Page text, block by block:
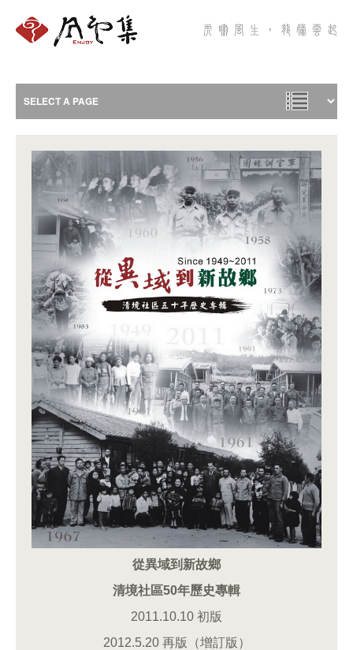
從異域到新故鄉
清境社區50年歷史專輯
2011.10.10 初版
2012.5.20 再版（增訂版）